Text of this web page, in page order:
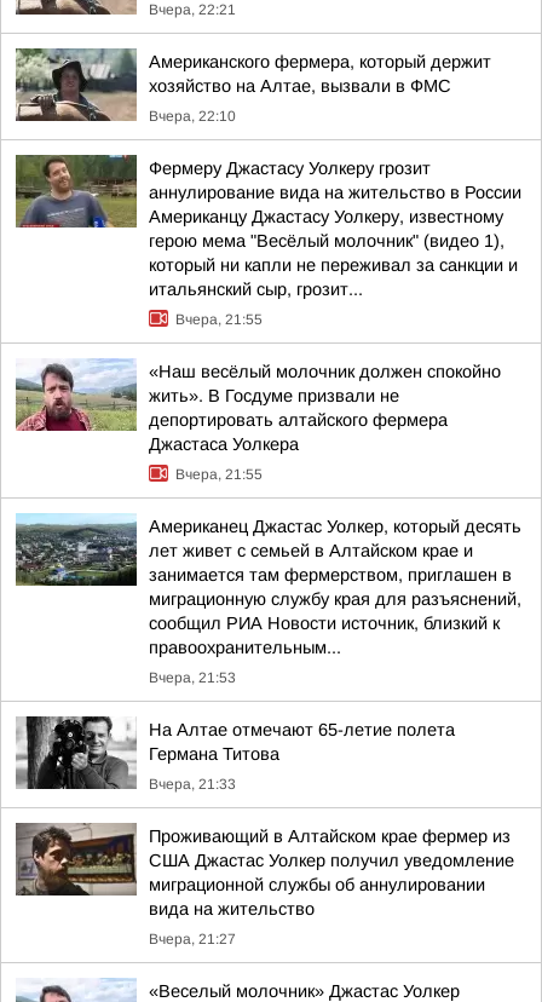
Вчера, 22:21
Американского фермера, который держит
хозяйство на Алтае, вызвали в ФМС
Вчера, 22:10
Фермеру Джастасу Уолкеру грозит
аннулирование вида на жительство в России
Американцу Джастасу Уолкеру, известному
герою мема "Весёлый молочник" (видео 1),
который ни капли не переживал за санкции и
итальянский сыр, грозит...
Вчера, 21:55
«Наш весёлый молочник должен спокойно
жить». В Госдуме призвали не
депортировать алтайского фермера
Джастаса Уолкера
Вчера, 21:55
Американец Джастас Уолкер, который десять
лет живет с семьей в Алтайском крае и
занимается там фермерством, приглашен в
миграционную службу края для разъяснений,
сообщил РИА Новости источник, близкий к
правоохранительным...
Вчера, 21:53
На Алтае отмечают 65-летие полета
Германа Титова
Вчера, 21:33
Проживающий в Алтайском крае фермер из
США Джастас Уолкер получил уведомление
миграционной службы об аннулировании
вида на жительство
Вчера, 21:27
«Веселый молочник» Джастас Уолкер